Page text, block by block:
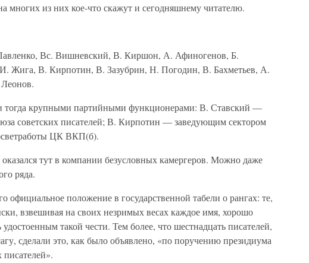
многих из них кое-что скажут и сегодняшнему читателю.
Вс. Вишневский, В. Киршон, А. Афиногенов, Б.
Жига, В. Кирпотин, В. Зазубрин, Н. Погодин, В. Бахметьев, А.
тогда крупными партийными функционерами: В. Ставский —
советских писателей; В. Кирпотин — заведующим сектором
ЦК ВКП(б).
тут в компании безусловных камергеров. Можно даже
ряда.
официальное положение в государственной табели о рангах: те,
взвешивая на своих незримых весах каждое имя, хорошо
такой чести. Тем более, что шестнадцать писателей,
сделали это, как было объявлено, «по поручению президиума